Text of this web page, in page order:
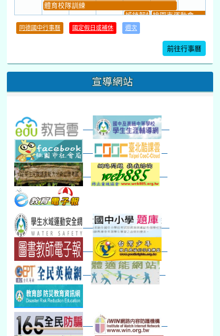
體育校隊訓練
城鎮韌性(防空)演習
桃園市運動會
暑期體育育樂營結束
21 22
桃園市運動會
數感實驗夏令營(整天)
新生智力測驗補測(...
下午-新進教師研習
教師備課會議
新生訓練(整天)新生訓練(~12:00)
下午-校務會議14:00-
八九年級返校8-9
防災演練工作分配及...
30 31 2 3
本週_健康檢查週各班器材負責人訓練
發放班級書箱及晨讀...
技藝教育學程說明會...
12:30幹部訓練七年級新生健檢
本週_友善校園週收學生證、換補教科...
本週_圖書館開放借...
開學日
第一週
超額比序暨免試入學...
同德國中行事曆 國定假日或補休 週次
前往行事曆
宣導網站